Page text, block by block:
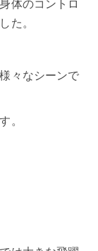
体のコントロ
た。
々なシーンで
。